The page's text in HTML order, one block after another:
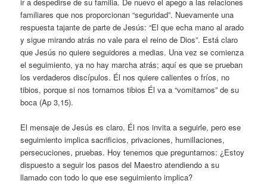
familiares que nos proporcionan “seguridad”. Nuevamente una
respuesta tajante de parte de Jesús: “El que echa mano al arado
y sigue mirando atrás no vale para el reino de Dios”. Está claro
que Jesús no quiere seguidores a medias. Una vez se comienza
el seguimiento, ya no hay marcha atrás; aquí es que se prueban
los verdaderos discípulos. Él nos quiere calientes o fríos, no
tibios, porque si nos tornamos tibios Él va a “vomitarnos” de su
boca (Ap 3,15).
El mensaje de Jesús es claro. Él nos invita a seguirle, pero ese
seguimiento implica sacrificios, privaciones, humillaciones,
persecuciones, pruebas. Hoy tenemos que preguntarnos: ¿Estoy
dispuesto a seguir los pasos del Maestro atendiendo a su
llamado con todo lo que ese seguimiento implica?